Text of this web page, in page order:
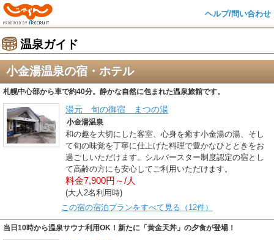
ヘルプ/問い合わせ
温泉ガイド
小金湯温泉の宿・ホテル
札幌中心部から車で約40分。静かな自然に包まれた温泉旅館です。
湯元 旬の御宿 まつの湯
小金湯温泉
和の趣を大切にした客室、心身を癒す小金湯の湯、そし
て旬の味覚を丁寧に仕上げた料理で豊かなひとときをお
過ごしいただけます。シルバースター制度認定の宿とし
て高齢の方にも安心してご利用いただけます。
料金7,900円～/人
(大人2名利用時)
この宿の宿泊プランをすべて見る（12件）
当日10時から温泉サウナ利用OK！新たに「黄金天丼」の夕食が登場！